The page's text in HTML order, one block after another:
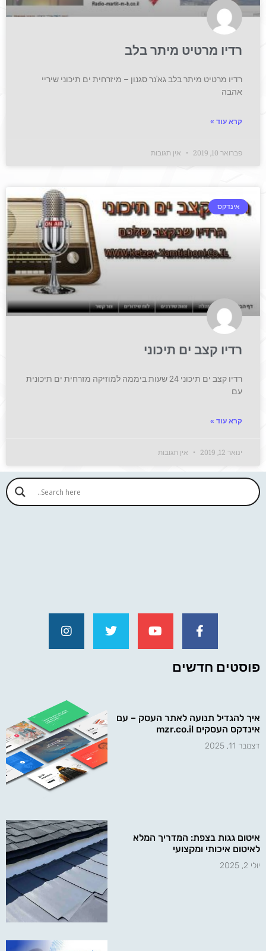
רדיו מרטיט מיתר בלב
רדיו מרטיט מיתר בלב גא'נר סגנון – מיזרחית ים תיכוני שיריי
אהבה
קרא עוד »
פברואר 10, 2019 אין תגובות
אינדקס
רדיו קצב ים תיכוני
רדיו קצב ים תיכוני 24 שעות ביממה למוזיקה מזרחית ים תיכונית
עם
קרא עוד »
ינואר 12, 2019 אין תגובות
פוסטים חדשים
איך להגדיל תנועה לאתר העסק – עם
אינדקס העסקים mzr.co.il
דצמבר 11, 2025
איטום גגות בצפת: המדריך המלא
לאיטום איכותי ומקצועי
יולי 2, 2025